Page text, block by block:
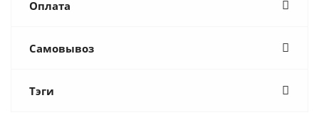
Оплата
Самовывоз
Тэги